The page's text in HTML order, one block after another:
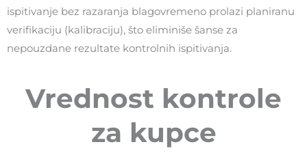
ispitivanje bez razaranja blagovremeno prolazi planiranu
verifikaciju (kalibraciju), što eliminiše šanse za
nepouzdane rezultate kontrolnih ispitivanja.
Vrednost kontrole
za kupce